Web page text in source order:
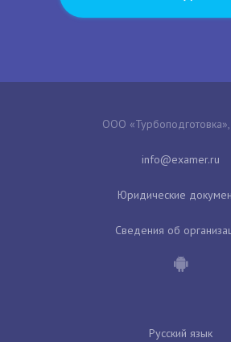
ООО
Юридические
Сведения об
Русский язык